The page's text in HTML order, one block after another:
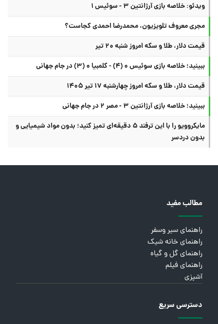
ویدئو: خلاصه بازی آرژانتین ۳ - سوئیس ۱
مجری معروف تلویزیون، محمدرضا احمدی کجاست؟
قیمت دلار، طلا و سکه امروز شنبه ۲۰ تیر
ببینید؛ خلاصه بازی سوئیس ۰ (۴) - کلمبیا ۰ (۳) در جام جهانی
قیمت دلار، طلا و سکه امروز چهارشنبه ۱۷ تیر ۱۴۰۵
ببینید؛ خلاصه بازی آرژانتین ۳ - مصر ۲ در جام جهانی
مایکروویو را با این ترفند ۵ دقیقه‌ای تمیز کنید؛ بدون مواد شیمیایی و
بدون دردسر
مطالب مفید
راهنمای سیر وسفر
راهنمای خانه شیک
راهنمای گل و گیاه
راهنمای فیلم
آشپزی
دسترسی سریع